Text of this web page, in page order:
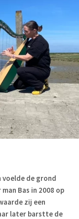
de grond
Bas in 2008 op
zij een
later barstte de